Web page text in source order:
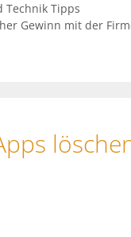
Technik Tipps
Gewinn mit der